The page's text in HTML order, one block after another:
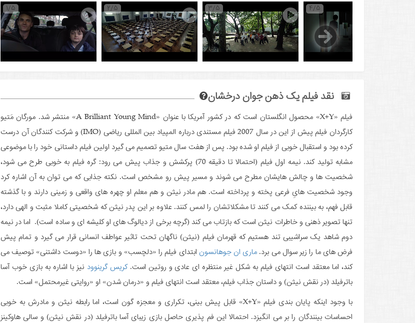
1/5 2/5 3/5 4/5
نقد فیلم یک ذهن جوان درخشان
فیلم «X+Y» محصول انگلستان است که در کشور آمریکا با عنوان «A Brilliant Young Mind» منتشر شد. مورگان مَتیو
کارگردان فیلم پیش از این در سال 2007 فیلم مستندی درباره المپیاد بین المللی ریاضی (IMO) و شرکت کنندگان آن درست
کرده بود و استقبال خوبی از فیلم او شده بود. پس از هفت سال متیو تصمیم می گیرد اولین فیلم داستانی خود را با موضوعی
مشابه تولید کند. نیمه اول فیلم (احتمالا تا دقیقه 70) پرکشش و جذاب پیش می رود: گره فیلم به خوبی طرح می شود،
شخصیت ها و چالش هایشان مطرح می شوند و مسیر پیش رو مشخص است. نکته جذابی که می توان به آن اشاره کرد
وجود شخصیت هایِ فرعی پخته و پرداخته است. هم مادر نیثن و هم معلم او چهره های واقعی و زمینی دارند و با گذشته
قابل فهم، به بیننده کمک می کنند تا مشکلاتشان را لمس کنند. علاوه بر این پدر نیثن که شخصیتی کاملا مثبت و الهی دارد،
تنها تصویر ذهنی و خاطرات نیثن است که بازتاب می کند (گرچه برخی از دیالوگ های او کلیشه ای و ساده است). اما در نیمه
دوم شاهد یک سراشیبی تند هستیم که قهرمان فیلم (نیثن) ناگهان تحت تاثیر عواطف انسانی قرار می گیرد و تمام پیش
فرض های ما را زیر سوال می برد. ماری ان جوهانسون ابتدای فیلم را «دلچسب» و بازی ها را «دوست داشتنی» توصیف می
کند، اما معتقد است انتهای فیلم به شکل غیر منتظره ای عادی و روتین است.کریس گرینوود نیز با اشاره به بازی خوب آسا
باترفیلد (در نقش نیثن) و داستان جذاب فیلم، معتقد است انتهای فیلم و «درمان شدن» او «روایتی غیرمحتمل» است.
با وجود اینکه پایان بندی فیلم «X+Y» قابل پیش بینی، تکراری و معجزه گون است، اما رابطه نیثن و مادرش به خوبی
احساسات بینندگان را بر می انگیزد. احتمالا این فم پذیری حاصل بازی زیبای آسا باترفیلد (در نقش نیثن) و سالی هاوکینز